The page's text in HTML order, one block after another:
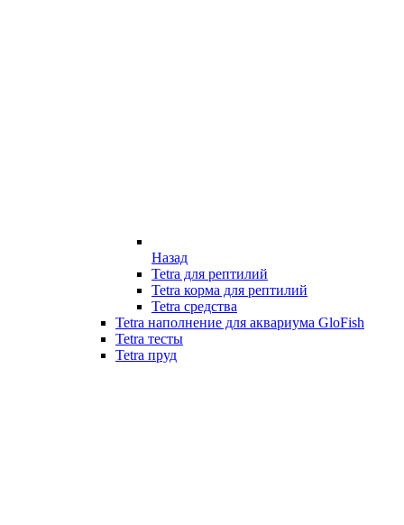
Назад
Tetra для рептилий
Tetra корма для рептилий
Tetra средства
Tetra наполнение для аквариума GloFish
Tetra тесты
Tetra пруд